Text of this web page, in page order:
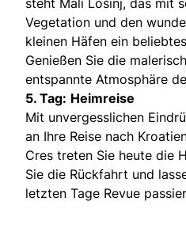
Vegetation und den
kleinen Häfen ein
Genießen Sie die
entspannte Atmosphäre
5. Tag: Heimreise
Mit unvergesslichen
an Ihre Reise nach
Cres treten Sie heute die
Sie die Rückfahrt und
letzten Tage Revue